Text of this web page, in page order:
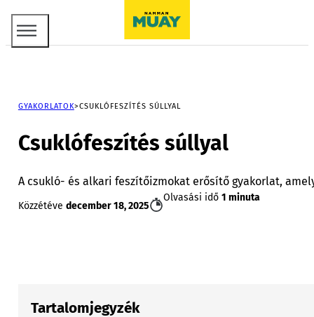
GYAKORLATOK CSUKLÓFESZÍTÉS SÚLLYAL
Csuklófeszítés súllyal
A csukló- és alkari feszítőizmokat erősítő gyakorlat,
Közzétéve december 18, 2025
Olvasási idő 1 minuta
Tartalomjegyzék